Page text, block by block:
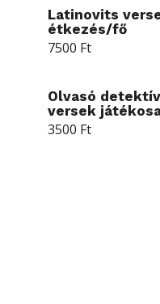
Latinovits
étkezés/fő
7500 Ft
Olvasó
versek
3500 Ft